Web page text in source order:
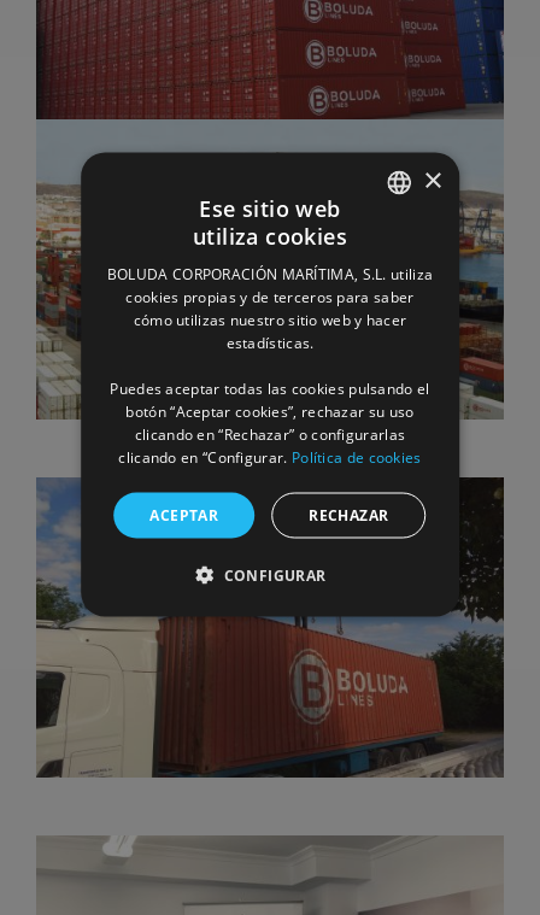
ENGLISH
FRENCH
×
Ese sitio web
utiliza cookies
BOLUDA CORPORACIÓN MARÍTIMA, S.L. utiliza
cookies propias y de terceros para saber
cómo utilizas nuestro sitio web y hacer
estadísticas.
Puedes aceptar todas las cookies pulsando el
botón “Aceptar cookies”, rechazar su uso
clicando en “Rechazar” o configurarlas
clicando en “Configurar. Política de cookies
ACEPTAR RECHAZAR
CONFIGURAR